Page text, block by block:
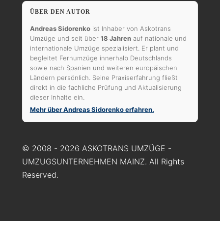
ÜBER DEN AUTOR
Andreas Sidorenkoist Inhaber von Askotrans
Umzüge und seit über 18 Jahrenauf nationale und
internationale Umzüge spezialisiert. Er plant und
begleitet Fernumzüge innerhalb Deutschlands
sowie nach Spanien und weiteren europäischen
Ländern persönlich. Seine Praxiserfahrung fließt
direkt in die fachliche Prüfung und Aktualisierung
dieser Inhalte ein.
Mehr über Andreas Sidorenko erfahren.
© 2008 - 2026 ASKOTRANS UMZÜGE -
UMZUGSUNTERNEHMEN MAINZ. All Rights
Reserved.